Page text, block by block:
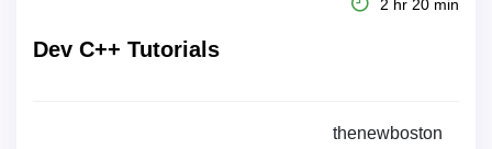
2 hr 20 min
Dev C++ Tutorials
thenewboston